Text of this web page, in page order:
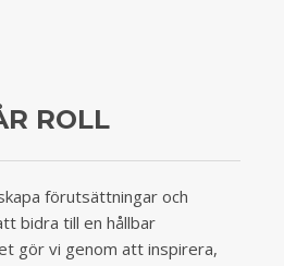
ROLL
förutsättningar och
bidra till en hållbar
gör vi genom att inspirera,